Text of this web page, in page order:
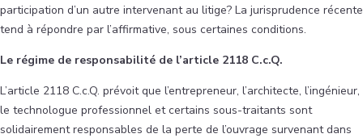
participation d’un autre intervenant au litige? La jurisprudence récente
tend à répondre par l’affirmative, sous certaines conditions.
Le régime de responsabilité de l’article 2118 C.c.Q.
L’article 2118 C.c.Q. prévoit que l’entrepreneur, l’architecte, l’ingénieur,
le technologue professionnel et certains sous-traitants sont
solidairement responsables de la perte de l’ouvrage survenant dans